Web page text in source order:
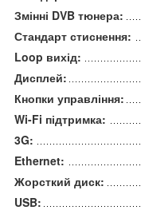
Змінні DVB тюнера:
Стандарт стиснення:
Loop вихід:
Дисплей:
Кнопки управління:
Wi-Fi підтримка:
3G:
Ethernet:
Жорсткий диск:
USB: